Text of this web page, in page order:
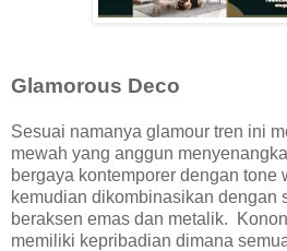
Glamorous Deco
Sesuai namanya glamour tren ini
mewah yang anggun
bergaya kontemporer dengan tone
kemudian dikombinasikan dengan
beraksen emas dan metalik.
memiliki kepribadian dimana